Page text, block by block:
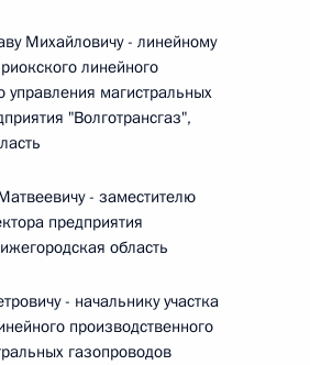
Михайловичу - линейному
линейного
управления магистральных
"Волготрансгаз",
- заместителю
предприятия
область
- начальнику участка
производственного
газопроводов